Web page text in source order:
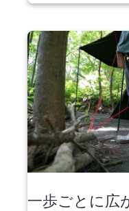
一歩ごとに広